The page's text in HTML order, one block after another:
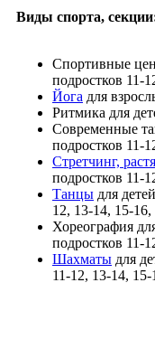
Виды спорта,
Спортивные
подростков 11-
Йога для
Ритмика для
Современные
подростков 11-
Стретчинг,
подростков 11-
Танцы для
12, 13-14, 15-16,
Хореография
подростков 11-
Шахматы для
11-12, 13-14,